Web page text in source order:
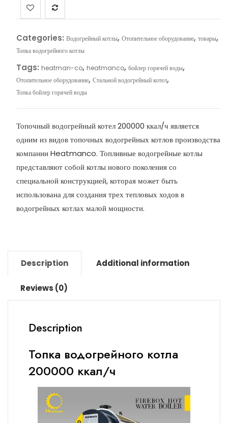
Categories: Водогрейный котлы, Отопительное оборудование, товары,
Топка водогрейного котлы
Tags: heatman-co, heatmanco, бойлер горячей воды,
Отопительное оборудование, Стальной водогрейный котел,
Топка бойлер горячей воды
Топочный водогрейный котел 200000 ккал/ч является
одним из видов топочных водогрейных котлов производства
компании Heatmanco. Топливные водогрейные котлы
представляют собой котлы нового поколения со
специальной конструкцией, которая может быть
использована для создания трех тепловых ходов в
водогрейных котлах малой мощности.
Description Additional information
Reviews (0)
Description
Топка водогрейного котла
200000 ккал/ч